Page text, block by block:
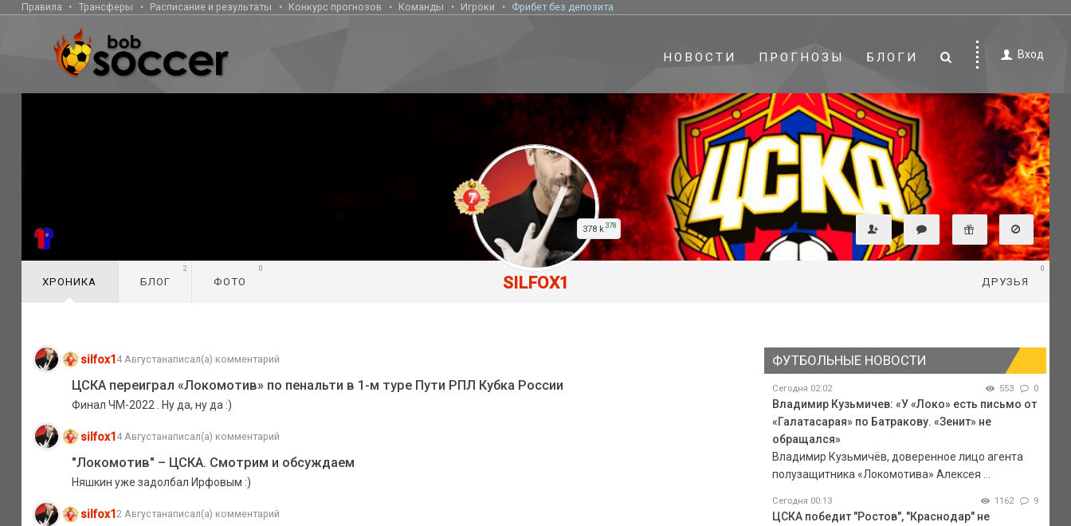
Правила Трансферы Расписание и результаты Конкурс прогнозов Команды Игроки Фрибет без депозита
НОВОСТИ ПРОГНОЗЫ БЛОГИ Вход
378 k 378
SILFOX1
ХРОНИКА БЛОГ
2
ФОТО
0
ДРУЗЬЯ
0
silfox1 4 Августанаписал(а) комментарий
ЦСКА переиграл «Локомотив» по пенальти в 1-м туре Пути РПЛ Кубка России
Финал ЧМ-2022 . Ну да, ну да :)
silfox1 4 Августанаписал(а) комментарий
"Локомотив" – ЦСКА. Смотрим и обсуждаем
Няшкин уже задолбал Ирфовым :)
silfox12 Августанаписал(а) комментарий
ФУТБОЛЬНЫЕ НОВОСТИ
Сегодня 02:02 553 0
Владимир Кузьмичев: «У «Локо» есть письмо от
«Галатасарая» по Батракову. «Зенит» не
обращался»
Владимир Кузьмичёв, доверенное лицо агента
полузащитника «Локомотива» Алексея ...
Сегодня 00:13 1162 9
ЦСКА победит "Ростов", "Краснодар" не